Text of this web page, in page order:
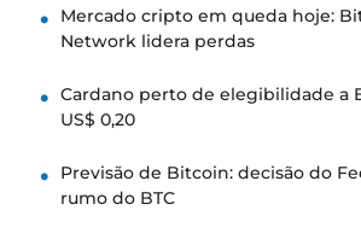
Mercado cripto em queda hoje:
Network lidera perdas
Cardano perto de elegibilidade a
US$ 0,20
Previsão de Bitcoin: decisão do
rumo do BTC